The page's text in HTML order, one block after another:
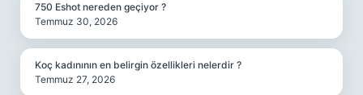
750 Eshot nereden geçiyor ?
Temmuz 30, 2026
Koç kadınının en belirgin özellikleri nelerdir ?
Temmuz 27, 2026